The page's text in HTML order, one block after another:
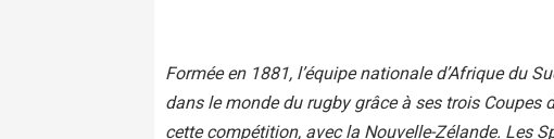
Formée en 1881, l’équipe nationale d’Afrique du
dans le monde du rugby grâce à ses trois Coupes
cette compétition, avec la Nouvelle-Zélande. Les